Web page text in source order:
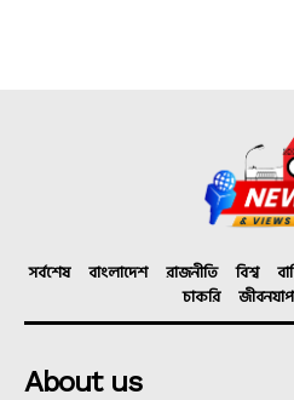
সর্বশেষ বাংলাদেশ রাজনীতি বিশ্ব
চাকরি
About us